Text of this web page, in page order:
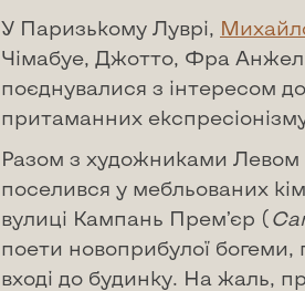
У Паризькому Луврі,
Чімабуе, Джотто, Фра
поєднувалися з інтересом
притаманних
Разом з художниками
поселився у мебльованих
вулиці Кампань Прем’єр (
поети новоприбулої
вході до будинку. На жаль,